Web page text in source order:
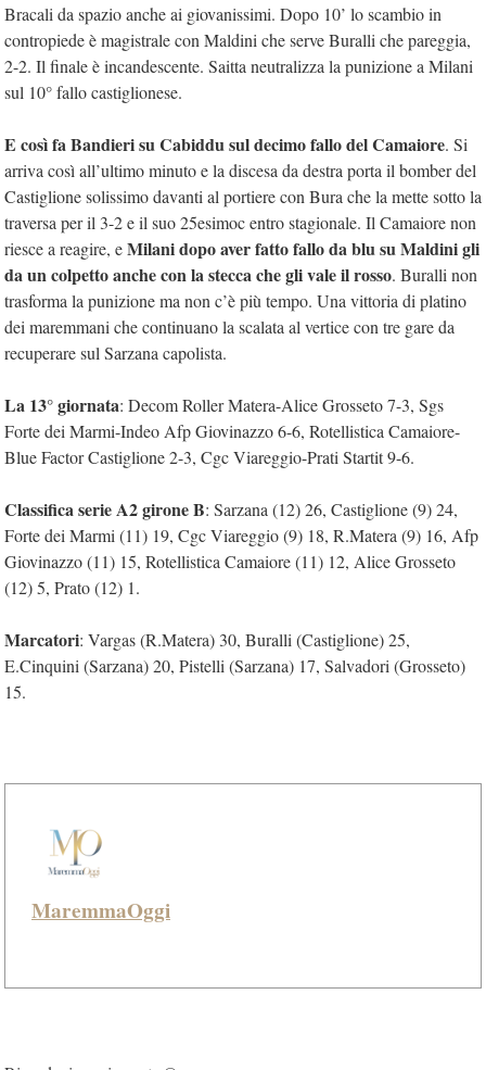
Bracali da spazio anche ai giovanissimi. Dopo 10’ lo scambio in
contropiede è magistrale con Maldini che serve Buralli che pareggia,
2-2. Il finale è incandescente. Saitta neutralizza la punizione a Milani
sul 10° fallo castiglionese.
E così fa Bandieri su Cabiddu sul decimo fallo del Camaiore. Si
arriva così all’ultimo minuto e la discesa da destra porta il bomber del
Castiglione solissimo davanti al portiere con Bura che la mette sotto la
traversa per il 3-2 e il suo 25esimoc entro stagionale. Il Camaiore non
riesce a reagire, eMilani dopo aver fatto fallo da blu su Maldini gli
da un colpetto anche con la stecca che gli vale il rosso. Buralli non
trasforma la punizione ma non c’è più tempo. Una vittoria di platino
dei maremmani che continuano la scalata al vertice con tre gare da
recuperare sul Sarzana capolista.
La 13° giornata: Decom Roller Matera-Alice Grosseto 7-3, Sgs
Forte dei Marmi-Indeo Afp Giovinazzo 6-6, Rotellistica Camaiore-
Blue Factor Castiglione 2-3, Cgc Viareggio-Prati Startit 9-6.
Classifica serie A2 girone B: Sarzana (12) 26, Castiglione (9­­) 24,
Forte dei Marmi (11) 19, Cgc Viareggio (9) 18, R.Matera (9) 16, Afp
Giovinazzo (11) 15, Rotellistica Camaiore (11) 12, Alice Grosseto
(12) 5, Prato (12) 1.
Marcatori: Vargas (R.Matera) 30, Buralli (Castiglione) 25,
E.Cinquini (Sarzana) 20, Pistelli (Sarzana) 17, Salvadori (Grosseto)
15.
MaremmaOggi